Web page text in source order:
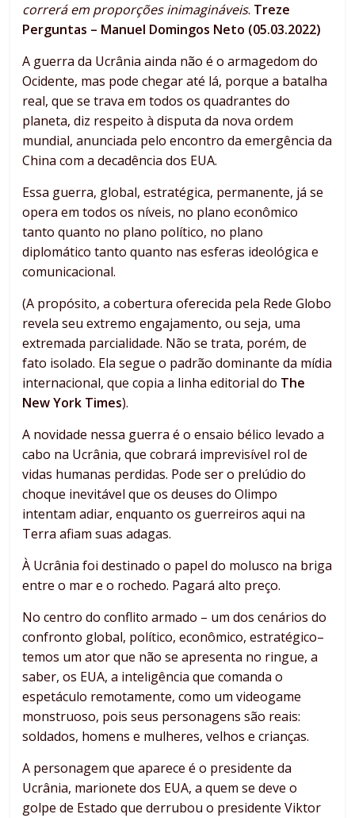
correrá em proporções inimagináveis. Treze
Perguntas – Manuel Domingos Neto (05.03.2022)
A guerra da Ucrânia ainda não é o armagedom do
Ocidente, mas pode chegar até lá, porque a batalha
real, que se trava em todos os quadrantes do
planeta, diz respeito à disputa da nova ordem
mundial, anunciada pelo encontro da emergência da
China com a decadência dos EUA.
Essa guerra, global, estratégica, permanente, já se
opera em todos os níveis, no plano econômico
tanto quanto no plano político, no plano
diplomático tanto quanto nas esferas ideológica e
comunicacional.
(A propósito, a cobertura oferecida pela Rede Globo
revela seu extremo engajamento, ou seja, uma
extremada parcialidade. Não se trata, porém, de
fato isolado. Ela segue o padrão dominante da mídia
internacional, que copia a linha editorial do The
New York Times).
A novidade nessa guerra é o ensaio bélico levado a
cabo na Ucrânia, que cobrará imprevisível rol de
vidas humanas perdidas. Pode ser o prelúdio do
choque inevitável que os deuses do Olimpo
intentam adiar, enquanto os guerreiros aqui na
Terra afiam suas adagas.
À Ucrânia foi destinado o papel do molusco na briga
entre o mar e o rochedo. Pagará alto preço.
No centro do conflito armado – um dos cenários do
confronto global, político, econômico, estratégico–
temos um ator que não se apresenta no ringue, a
saber, os EUA, a inteligência que comanda o
espetáculo remotamente, como um videogame
monstruoso, pois seus personagens são reais:
soldados, homens e mulheres, velhos e crianças.
A personagem que aparece é o presidente da
Ucrânia, marionete dos EUA, a quem se deve o
golpe de Estado que derrubou o presidente Viktor